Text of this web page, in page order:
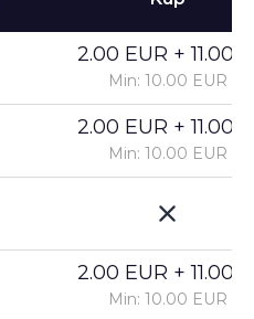
2.00 EUR +
Min: 10.00 EUR
2.00 EUR +
Min: 10.00 EUR
2.00 EUR +
Min: 10.00 EUR